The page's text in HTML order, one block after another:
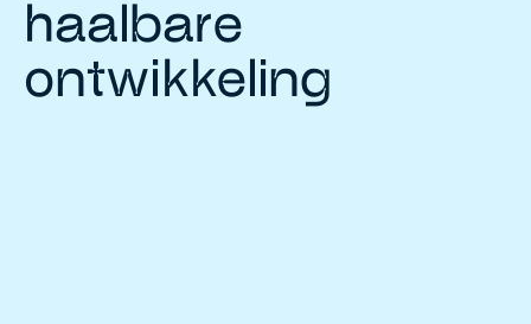
haalbare
ontwikkeling